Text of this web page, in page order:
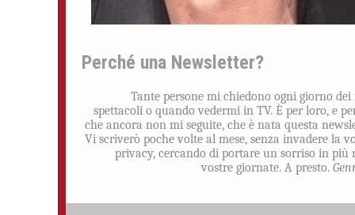
Perché una Newsletter?
Tante persone mi chiedono ogni giorno dei
spettacoli o quando vedermi in TV. È per loro, e
che ancora non mi seguite, che è nata questa
Vi scriverò poche volte al mese, senza invadere la
privacy, cercando di portare un sorriso in più
vostre giornate. A presto.